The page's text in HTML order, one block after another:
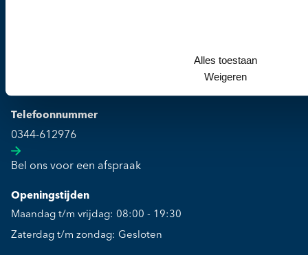
Alles toestaan
Weigeren
Telefoonnummer
0344-612976
Bel ons voor een afspraak
Openingstijden
Maandag t/m vrijdag: 08:00 - 19:30
Zaterdag t/m zondag: Gesloten